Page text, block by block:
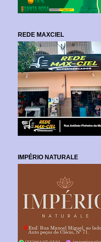
REDE MAXCIEL
IMPÉRIO NATURALE